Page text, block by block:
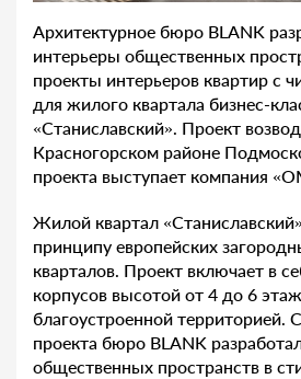
Архитектурное бюро BLANK
интерьеры общественных
проекты интерьеров квартир с
для жилого квартала бизнес-
«Станиславский». Проект
Красногорском районе
проекта выступает компания
Жилой квартал
принципу европейских
кварталов. Проект включает в
корпусов высотой от 4 до 6
благоустроенной территорией.
проекта бюро BLANK
общественных пространств в